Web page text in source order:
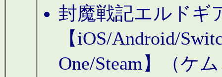
封魔戦記エルドギ
【iOS/Android/
One/Steam】（ケ